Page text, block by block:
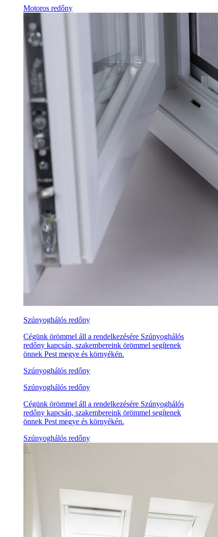
Motoros redőny
Szúnyoghálós redőny
Cégünk örömmel áll a rendelkezésére Szúnyoghálós
redőny kapcsán, szakembereink örömmel segítenek
önnek Pest megye és környékén.
Szúnyoghálós redőny
Szúnyoghálós redőny
Cégünk örömmel áll a rendelkezésére Szúnyoghálós
redőny kapcsán, szakembereink örömmel segítenek
önnek Pest megye és környékén.
Szúnyoghálós redőny